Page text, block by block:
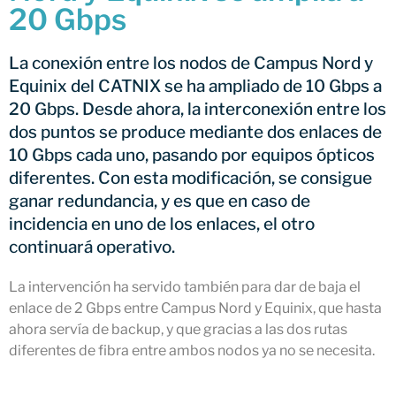
hacia la automatización de
redes, del BGP a la inteligencia
artificial
El CATNIX renueva el servidor
raíz J de DNS
julio 2026
abril 2026
febrero 2026
diciembre 2025
noviembre 2025
20 Gbps
La conexión entre los nodos de Campus Nord y
Equinix del CATNIX se ha ampliado de 10 Gbps a
20 Gbps. Desde ahora, la interconexión entre los
dos puntos se produce mediante dos enlaces de
10 Gbps cada uno, pasando por equipos ópticos
diferentes. Con esta modificación, se consigue
ganar redundancia, y es que en caso de
incidencia en uno de los enlaces, el otro
continuará operativo.
La intervención ha servido también para dar de baja el
enlace de 2 Gbps entre Campus Nord y Equinix, que hasta
ahora servía de backup, y que gracias a las dos rutas
diferentes de fibra entre ambos nodos ya no se necesita.